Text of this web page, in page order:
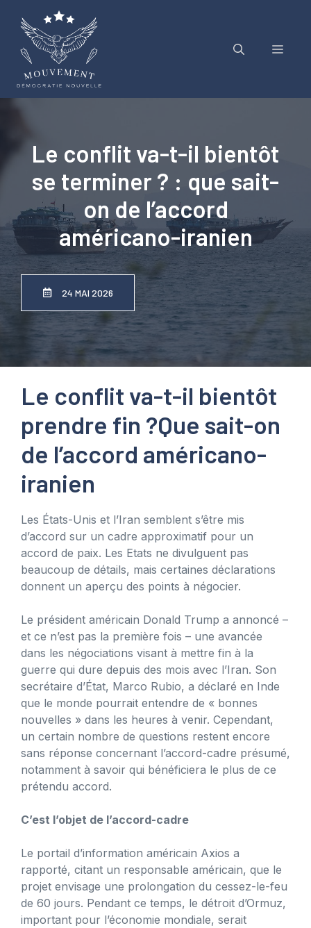
contenu
Menu
Le conflit va-t-il bientôt
se terminer ? : que sait-
on de l’accord
américano-iranien
24 MAI 2026
Le conflit va-t-il bientôt
prendre fin ?Que sait-on
de l’accord américano-
iranien
Les États-Unis et l’Iran semblent s’être mis
d’accord sur un cadre approximatif pour un
accord de paix. Les Etats ne divulguent pas
beaucoup de détails, mais certaines déclarations
donnent un aperçu des points à négocier.
Le président américain Donald Trump a annoncé –
et ce n’est pas la première fois – une avancée
dans les négociations visant à mettre fin à la
guerre qui dure depuis des mois avec l’Iran. Son
secrétaire d’État, Marco Rubio, a déclaré en Inde
que le monde pourrait entendre de « bonnes
nouvelles » dans les heures à venir. Cependant,
un certain nombre de questions restent encore
sans réponse concernant l’accord-cadre présumé,
notamment à savoir qui bénéficiera le plus de ce
prétendu accord.
C’est l’objet de l’accord-cadre
Le portail d’information américain Axios a
rapporté, citant un responsable américain, que le
projet envisage une prolongation du cessez-le-feu
de 60 jours. Pendant ce temps, le détroit d’Ormuz,
important pour l’économie mondiale, serait